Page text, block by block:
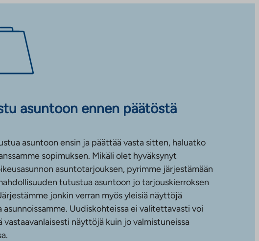
asuntoon ennen päätöstä
asuntoon ensin ja päättää vasta sitten, haluatko
sopimuksen. Mikäli olet hyväksynyt
asuntotarjouksen, pyrimme järjestämään
tutustua asuntoon jo tarjouskierroksen
jonkin verran myös yleisiä näyttöjä
asunnoissamme. Uudiskohteissa ei valitettavasti voi
vastaavanlaisesti näyttöjä kuin jo valmistuneissa